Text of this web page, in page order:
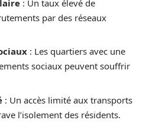
: Un taux élevé de
par des réseaux
: Les quartiers avec une
sociaux peuvent souffrir
: Un accès limité aux transports
l’isolement des résidents.